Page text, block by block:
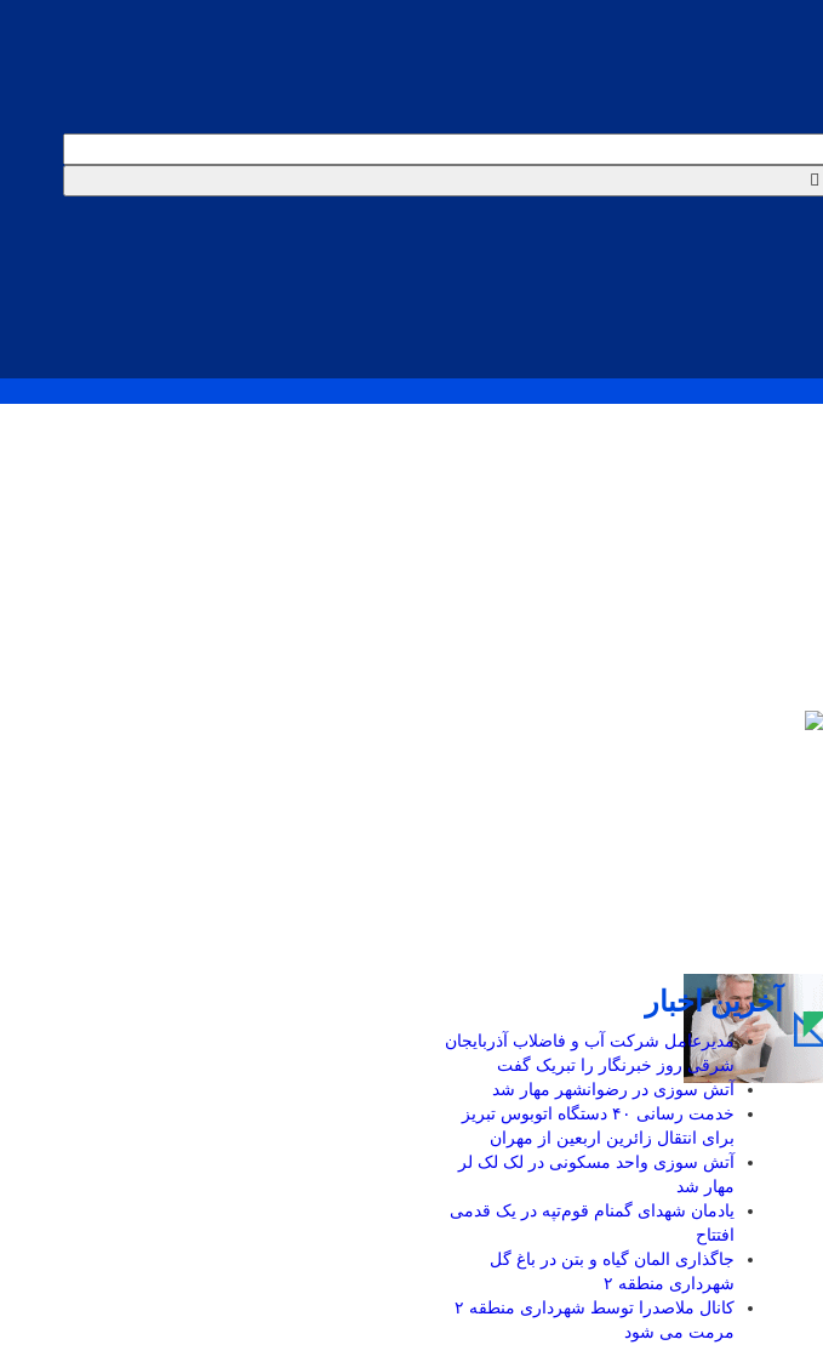
آخرین اخبار
مدیرعامل شرکت آب و فاضلاب آذربایجان
شرقی روز خبرنگار را تبریک گفت
آتش سوزی در رضوانشهر مهار شد
خدمت رسانی ۴۰ دستگاه اتوبوس تبریز
برای انتقال زائرین اربعین از مهران
آتش سوزی واحد مسکونی در لک لک لر
مهار شد
یادمان شهدای گمنام قوم‌تپه در یک قدمی
افتتاح
جاگذاری المان گیاه و بتن در باغ گل
شهرداری منطقه ۲
کانال ملاصدرا توسط شهرداری منطقه ۲
مرمت می شود